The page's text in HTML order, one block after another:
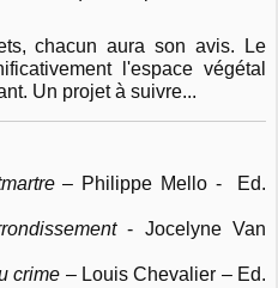
chacun aura son avis. Le
l'espace végétal
Un projet à suivre...
– Philippe Mello - Ed.
- Jocelyne Van
crime – Louis Chevalier – Ed.